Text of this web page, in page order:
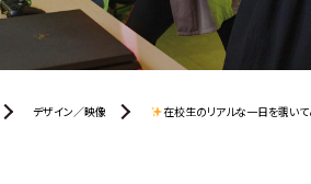
デザイン／映像 在校生のリアルな一日を覗いて